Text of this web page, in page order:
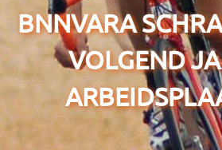
BNNVARA
VOLGEND